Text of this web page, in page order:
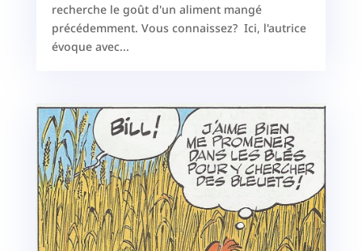
recherche le goût d'un aliment mangé
précédemment. Vous connaissez? Ici, l'autrice
évoque avec...